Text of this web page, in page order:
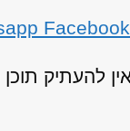
Facebook
להעתיק